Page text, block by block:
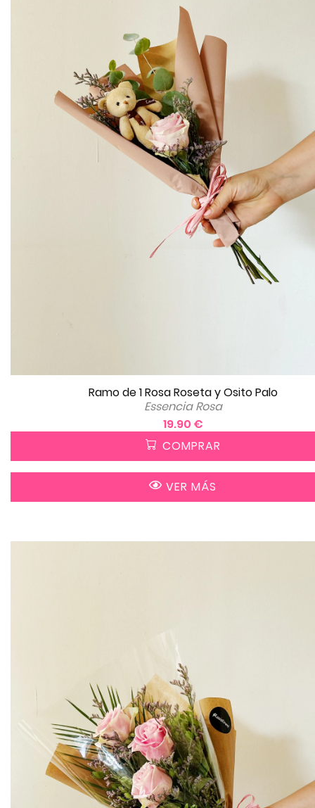
Ramo de 1 Rosa Roseta y Osito Palo
Essencia Rosa
19.90 €
COMPRAR
VER MÁS